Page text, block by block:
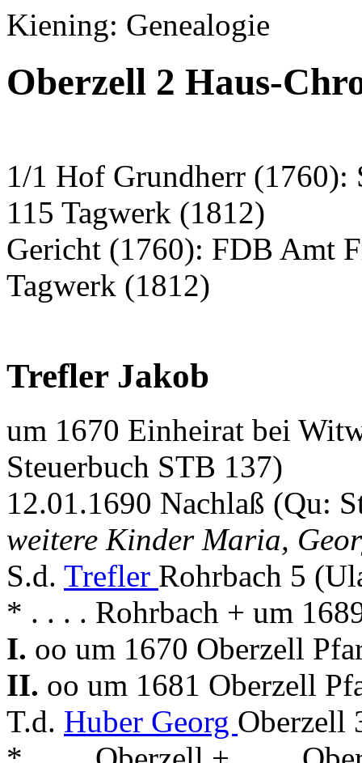
Kiening: Genealogie
Oberzell 2 Haus-
1/1 Hof Grundherr
115 Tagwerk (1812)
Gericht (1760): FDB Amt
Tagwerk (1812)
Trefler Jakob
um 1670 Einheirat bei
Steuerbuch STB 137)
12.01.1690 Nachlaß (Qu:
weitere Kinder Maria,
S.d. Trefler Rohrbach 5
* . . . . Rohrbach + um
I. oo um 1670 Oberzell
II. oo um 1681 Oberzell
T.d. Huber Georg Oberzell